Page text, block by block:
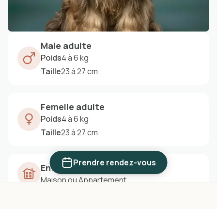
Prendre rendez-vous
Male adulte
Poids4 à 6 kg
Taille23 à 27 cm
Femelle adulte
Poids4 à 6 kg
Taille23 à 27 cm
Environnement
Maison ou Appartement